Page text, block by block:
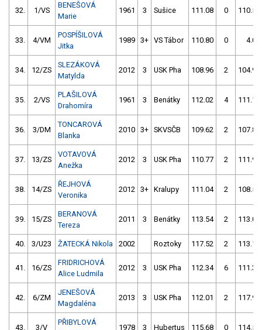
32. 1/VS
BENEŠOVÁ
Marie
1961 3 Sušice 111.08 0 110.52
33. 4/VM
POSPÍŠILOVÁ
Jitka
1989 3+ VS Tábor 110.80 0 4.00
34. 12/ZS
SLEZÁKOVÁ
Matylda
2012 3 USK Pha 108.96 2 104.93
35. 2/VS
PLAŠILOVÁ
Drahomíra
1961 3 Benátky 112.02 4 111.11
36. 3/DM
TONCAROVÁ
Blanka
2010 3+ SKVSČB 109.62 2 107.82
37. 13/ZS
VOTAVOVÁ
Anežka
2012 3 USK Pha 110.77 2 111.94
38. 14/ZS
ŘEJHOVÁ
Veronika
2012 3+ Kralupy 111.04 2 108.58
39. 15/ZS
BERANOVÁ
Tereza
2011 3 Benátky 113.54 2 113.08
40. 3/U23 ŽATECKÁ Nikola 2002 Roztoky 117.52 2 113.19
41. 16/ZS
FRIDRICHOVÁ
Alice Ludmila
2012 3 USK Pha 112.34 6 111.33
42. 6/ZM
JENEŠOVÁ
Magdaléna
2013 3 USK Pha 112.01 2 117.94
43. 3/V
PŘIBYLOVÁ
1978 3 Hubertus 115.68 0 114.53